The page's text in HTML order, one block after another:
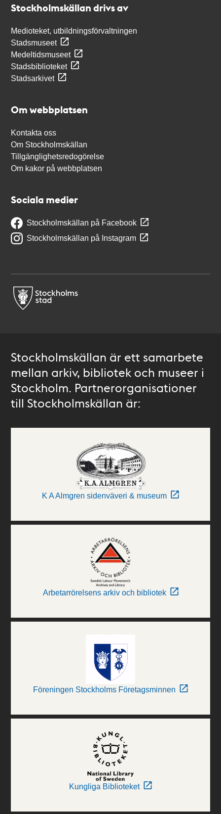
Stockholmskällan drivs av
Medioteket, utbildningsförvaltningen
Stadsmuseet
Medeltidsmuseet
Stadsbiblioteket
Stadsarkivet
Om webbplatsen
Kontakta oss
Om Stockholmskällan
Tillgänglighetsredogörelse
Om kakor på webbplatsen
Sociala medier
Stockholmskällan på Facebook
Stockholmskällan på Instagram
Stockholmskällan är ett samarbete
mellan arkiv, bibliotek och museer i
Stockholm. Partnerorganisationer
till Stockholmskällan är:
K A Almgren sidenväveri & museum
Arbetarrörelsens arkiv och bibliotek
Föreningen Stockholms Företagsminnen
Kungliga Biblioteket